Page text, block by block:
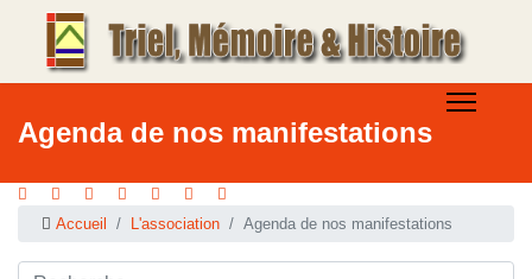
Agenda de nos manifestations
Accueil L'association Agenda de nos manifestations
Rechercher ...